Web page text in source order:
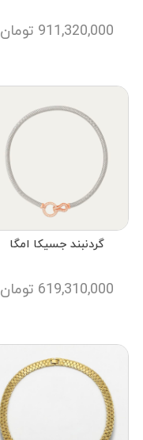
911,320,000 تومان
گردنبند جسیکا امگا
619,310,000 تومان